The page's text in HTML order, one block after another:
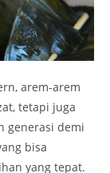
arem-arem
tetapi juga
generasi demi
bisa
yang tepat.